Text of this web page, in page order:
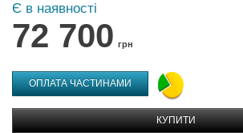
Є в наявності
72 700 грн
ОПЛАТА ЧАСТИНАМИ
КУПИТИ